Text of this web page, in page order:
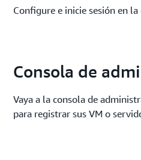
Configure e inicie sesión en la
2.
Consola de
Vaya a la consola de
para registrar sus VM o